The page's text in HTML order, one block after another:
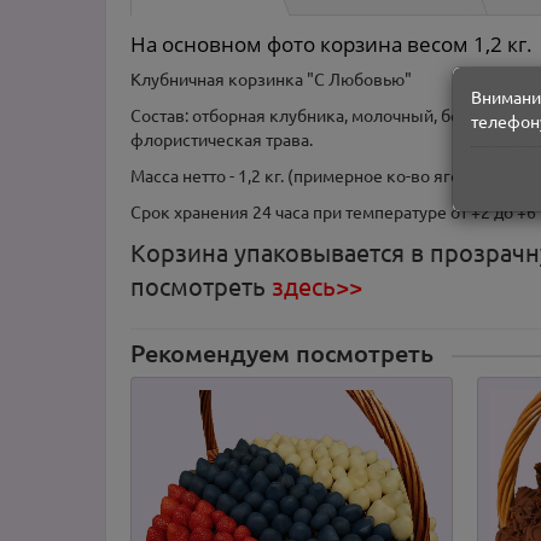
На основном фото корзина весом 1,2 кг.
Клубничная корзинка "С Любовью"
Состав: отборная клубника, молочный, белый и
флористическая трава.
Масса нетто - 1,2 кг. (примерное ко-во ягод 50 - 60
Срок хранения 24 часа при температуре от +2 до +6
Корзина упаковывается в
посмотреть здесь>>
Рекомендуем посмотреть